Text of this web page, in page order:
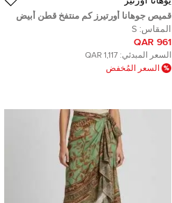
قميص جوهانا أورتيرز كم منتفخ قطن أبيض
كتف مكشوف حجم صغير
المقاس: S
961 QAR
السعر المبدئي: 1,117 QAR
السعر المُخفض